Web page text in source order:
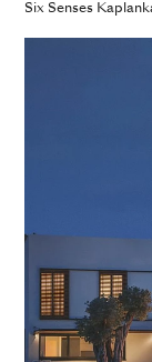
Six Senses